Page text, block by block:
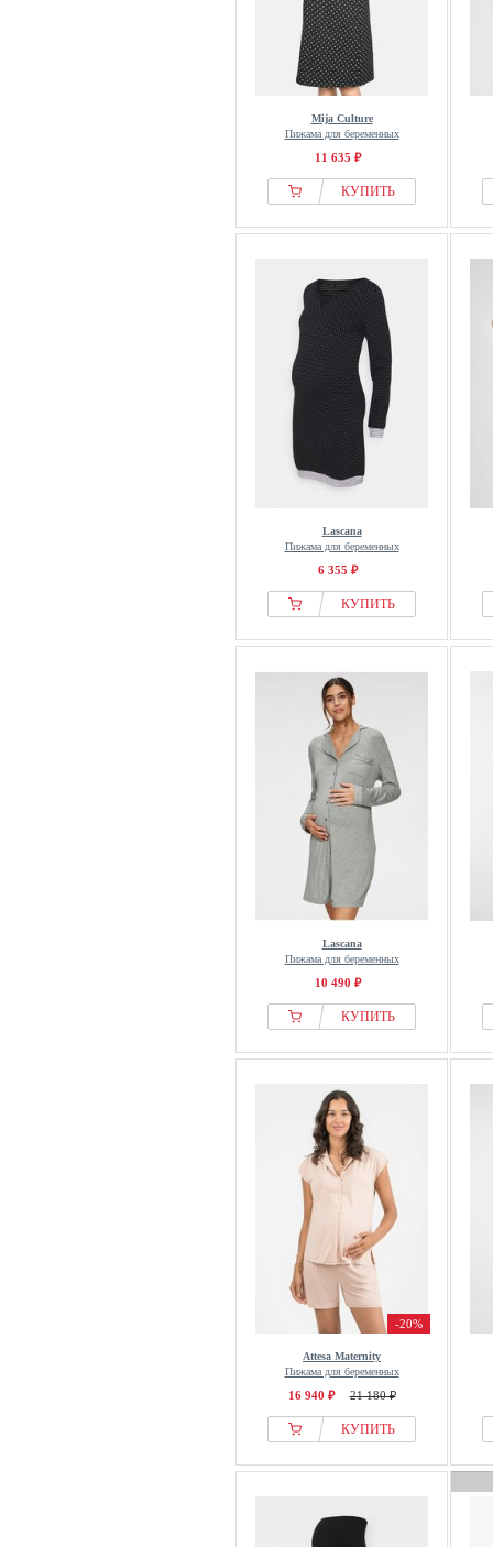
Mija Culture
Пижама для беременных
11 635 ₽
КУПИТЬ
Lascana
Пижама для беременных
6 355 ₽
КУПИТЬ
Lascana
Пижама для беременных
10 490 ₽
КУПИТЬ
-20%
Attesa Maternity
Пижама для беременных
16 940 ₽ 21 180 ₽
КУПИТЬ